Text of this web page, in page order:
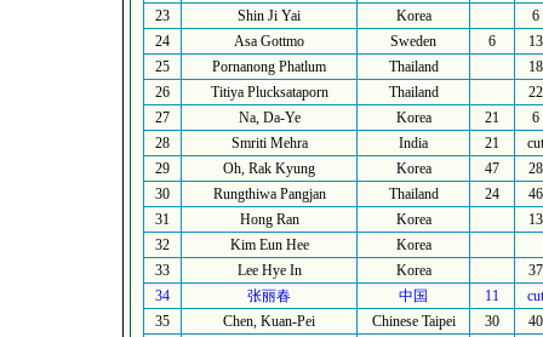
23
Shin Ji Yai Korea
6
24
Asa Gottmo Sweden 6
13
25
Pornanong Phatlum Thailand
18
26
Titiya Plucksataporn Thailand
22
27
Na, Da-Ye Korea 21
6
28
Smriti Mehra India 21
cut
29
Oh, Rak Kyung Korea 47
28
30
Rungthiwa Pangjan Thailand 24
46
31
Hong Ran Korea
13
32
Kim Eun Hee
Korea
33
Lee Hye In Korea
37
34
张丽春 中国 11
cut
35
Chen, Kuan-Pei Chinese Taipei 30
40